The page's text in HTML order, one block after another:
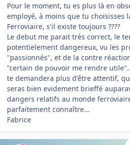
Pour le moment, tu es plus là en
employé, à moins que tu choisisses
Ferroviaire, s'il existe toujours ????
Le debut me parait très correct, le
potentielement dangereux, vu les
"passionnés", et de la contre
"certain de pouvoir me rendre
te demandera plus d'être attentif,
seras bien evidement brieffé
dangers relatifs au monde
parfaitement connaître...
Fabrice